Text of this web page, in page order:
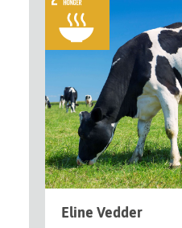
Eline Vedder